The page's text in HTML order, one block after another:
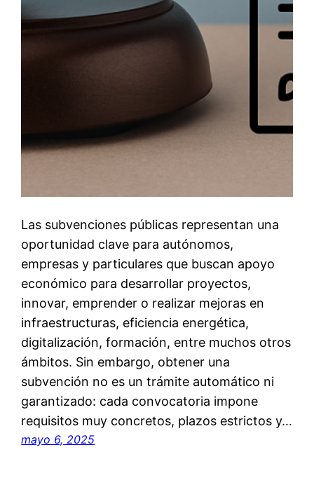
Las subvenciones públicas representan una
oportunidad clave para autónomos,
empresas y particulares que buscan apoyo
económico para desarrollar proyectos,
innovar, emprender o realizar mejoras en
infraestructuras, eficiencia energética,
digitalización, formación, entre muchos otros
ámbitos. Sin embargo, obtener una
subvención no es un trámite automático ni
garantizado: cada convocatoria impone
requisitos muy concretos, plazos estrictos y…
mayo 6, 2025